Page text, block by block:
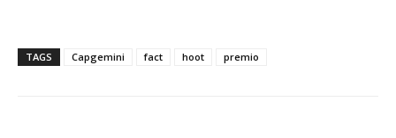
TAGS Capgemini fact hoot premio